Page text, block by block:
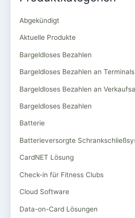
Abgekündigt
Aktuelle Produkte
Bargeldloses Bezahlen
Bargeldloses Bezahlen an Terminals
Bargeldloses Bezahlen an
Bargeldloses Bezahlen
Batterie
Batterieversorgte
CardNET Lösung
Check-in für Fitness Clubs
Cloud Software
Data-on-Card Lösungen